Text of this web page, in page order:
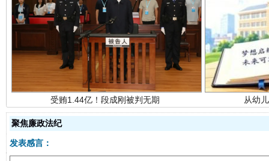
受贿1.44亿！段成刚被判无期 从幼
聚焦廉政法纪
发表感言：